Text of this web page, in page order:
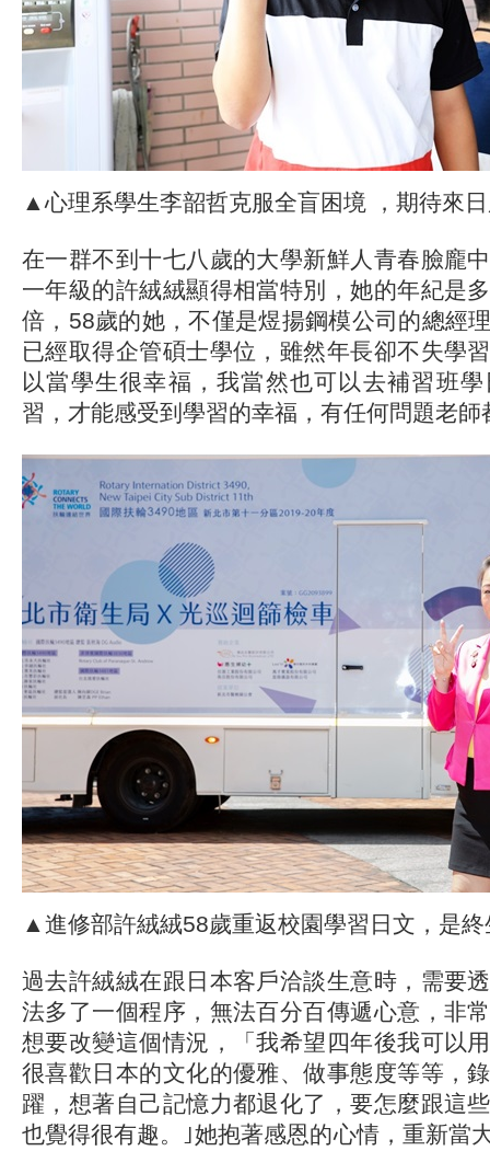
▲心理系學生李韶哲克服全盲困境 ，期待來
在一群不到十七八歲的大學新鮮人青春臉龐
一年級的許絨絨顯得相當特別，她的年紀是
倍，58歲的她，不僅是煜揚鋼模公司的總經
已經取得企管碩士學位，雖然年長卻不失學
以當學生很幸福，我當然也可以去補習班
習，才能感受到學習的幸福，有任何問題老師
▲進修部許絨絨58歲重返校園學習日文，是
過去許絨絨在跟日本客戶洽談生意時，需要
法多了一個程序，無法百分百傳遞心意，非
想要改變這個情況，「我希望四年後我可以
很喜歡日本的文化的優雅、做事態度等等，
躍，想著自己記憶力都退化了，要怎麼跟這
也覺得很有趣。｣她抱著感恩的心情，重新當